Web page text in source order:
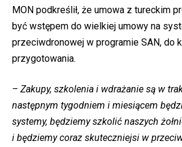
MON podkreślił, że umowa z tureckim
być wstępem do wielkiej umowy na
przeciwdronowej w programie SAN, do
przygotowania.
– Zakupy, szkolenia i wdrażanie są w
następnym tygodniem i miesiącem
systemy, będziemy szkolić naszych
i będziemy coraz skuteczniejsi w